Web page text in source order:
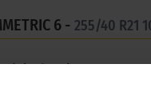
6 - 255/40 R21
d'estiu per a